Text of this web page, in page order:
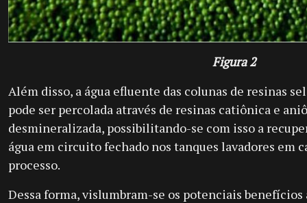
Figura 2
Além disso, a água efluente das colunas de resinas
pode ser percolada através de resinas catiônica e
desmineralizada, possibilitando-se com isso a
água em circuito fechado nos tanques lavadores em
processo.
Dessa forma, vislumbram-se os potenciais